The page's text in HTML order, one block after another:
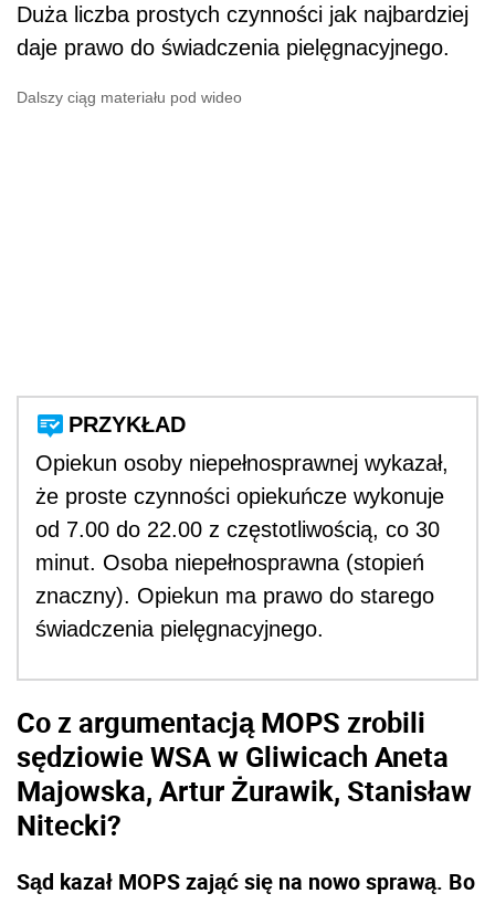
Duża liczba prostych czynności jak najbardziej
daje prawo do świadczenia pielęgnacyjnego.
Dalszy ciąg materiału pod wideo
PRZYKŁAD
Opiekun osoby niepełnosprawnej wykazał,
że proste czynności opiekuńcze wykonuje
od 7.00 do 22.00 z częstotliwością, co 30
minut. Osoba niepełnosprawna (stopień
znaczny). Opiekun ma prawo do starego
świadczenia pielęgnacyjnego.
Co z argumentacją MOPS zrobili
sędziowie WSA w Gliwicach Aneta
Majowska, Artur Żurawik, Stanisław
Nitecki?
Sąd kazał MOPS zająć się na nowo sprawą. Bo